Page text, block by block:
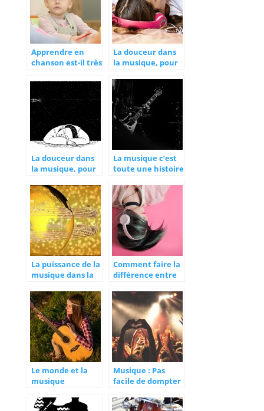
Apprendre en
chanson est-il très
La douceur dans
la musique, pour
sommeil
La douceur dans
la musique, pour
sommeil
La musique c’est
toute une histoire
La puissance de la
musique dans la
Comment faire la
différence entre
populaire et
musique élitiste ?
Le monde et la
musique
Musique : Pas
facile de dompter